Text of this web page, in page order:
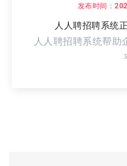
发布时间：
人人聘招聘系统
人人聘招聘系统帮助